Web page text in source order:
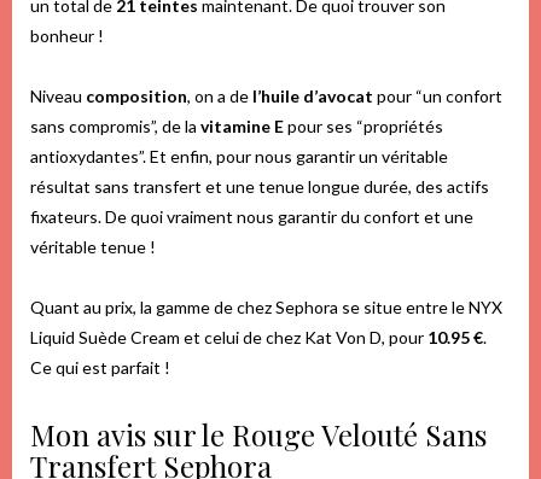
un total de 21 teintes maintenant. De quoi trouver son
bonheur !
Niveau composition, on a de l’huile d’avocat pour “un confort
sans compromis”, de la vitamine Epour ses “propriétés
antioxydantes”. Et enfin, pour nous garantir un véritable
résultat sans transfert et une tenue longue durée, des actifs
fixateurs. De quoi vraiment nous garantir du confort et une
véritable tenue !
Quant au prix, la gamme de chez Sephora se situe entre le NYX
Liquid Suède Cream et celui de chez Kat Von D, pour 10.95 €.
Ce qui est parfait !
Mon avis sur le Rouge Velouté Sans
Transfert Sephora